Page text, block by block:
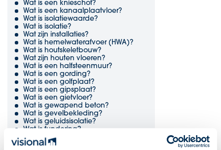
Wat is een knieschot?
Wat is een kanaalplaatvloer?
Wat is isolatiewaarde?
Wat is isolatie?
Wat zijn installaties?
Wat is hemelwaterafvoer (HWA)?
Wat is houtskeletbouw?
Wat zijn houten vloeren?
Wat is een halfsteenmuur?
Wat is een gording?
Wat is een golfplaat?
Wat is een gipsplaat?
Wat is een gietvloer?
Wat is gewapend beton?
Wat is gevelbekleding?
Wat is geluidsisolatie?
Wat is fundering?
Wat is EPDM?
Wat is een duurzaamheidsklasse?